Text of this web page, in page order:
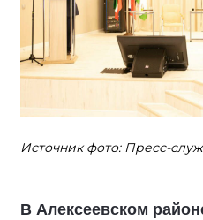
Источник фото: Пресс-
В Алексеевском